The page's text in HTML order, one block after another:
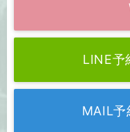
LINE予
MAIL予